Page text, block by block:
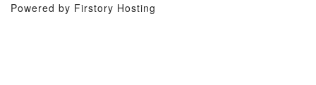
Powered by Firstory Hosting